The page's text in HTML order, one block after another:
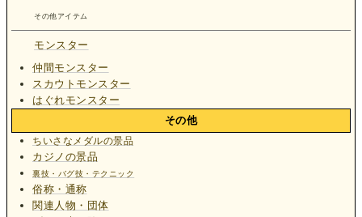
その他アイテム
モンスター
仲間モンスター
スカウトモンスター
はぐれモンスター
その他
ちいさなメダルの景品
カジノの景品
裏技・バグ技・テクニック
俗称・通称
関連人物・団体